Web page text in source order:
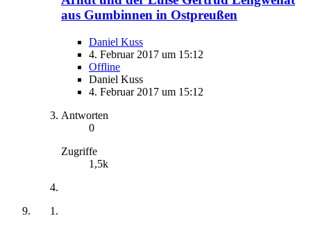
aus Gumbinnen in Ostpreußen
Daniel Kuss
4. Februar 2017 um 15:12
Offline
Daniel Kuss
4. Februar 2017 um 15:12
Antworten
0
Zugriffe
1,5k